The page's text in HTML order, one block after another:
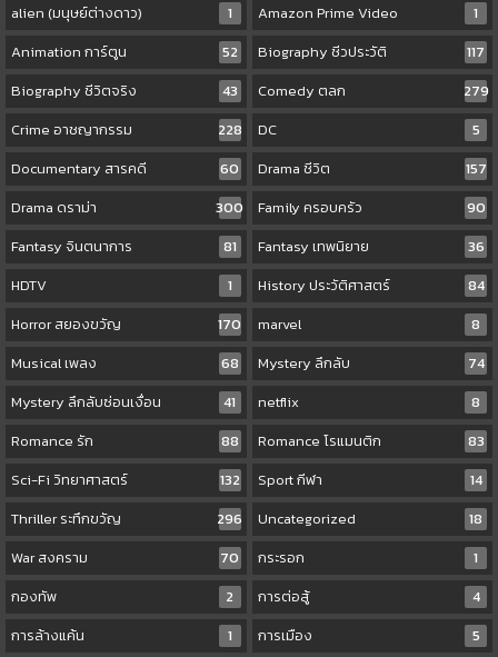
alien (มนุษย์ต่างดาว)
1 Amazon Prime Video
1
Animation การ์ตูน
52 Biography ชีวประวัติ
117
Biography ชีวิตจริง
43 Comedy ตลก
279
Crime อาชญากรรม
228 DC
5
Documentary สารคดี
60 Drama ชีวิต
157
Drama ดราม่า
300 Family ครอบครัว
90
Fantasy จินตนาการ
81 Fantasy เทพนิยาย
36
HDTV
1 History ประวัติศาสตร์
84
Horror สยองขวัญ
170 marvel
8
Musical เพลง
68 Mystery ลึกลับ
74
Mystery ลึกลับซ่อนเงื่อน
41 netflix
8
Romance รัก
88 Romance โรแมนติก
83
Sci-Fi วิทยาศาสตร์
132 Sport กีฬา
14
Thriller ระทึกขวัญ
296 Uncategorized
18
War สงคราม
70 กระรอก
1
กองทัพ
2 การต่อสู้
4
การล้างแค้น
1 การเมือง
5